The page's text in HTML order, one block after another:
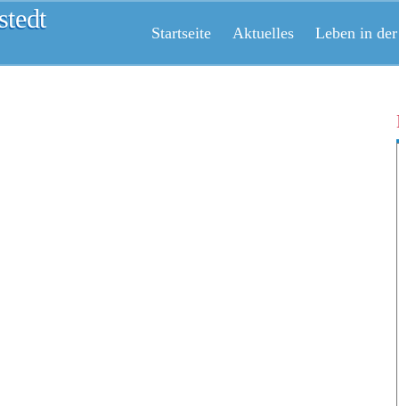
Startseite Aktuelles Leben in